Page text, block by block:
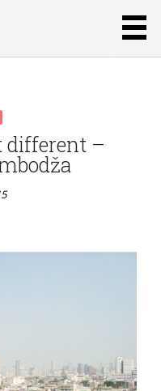
different –